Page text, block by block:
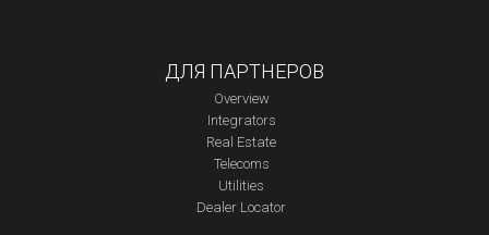
ДЛЯ ПАРТНЕРОВ
Overview
Integrators
Real Estate
Telecoms
Utilities
Dealer Locator